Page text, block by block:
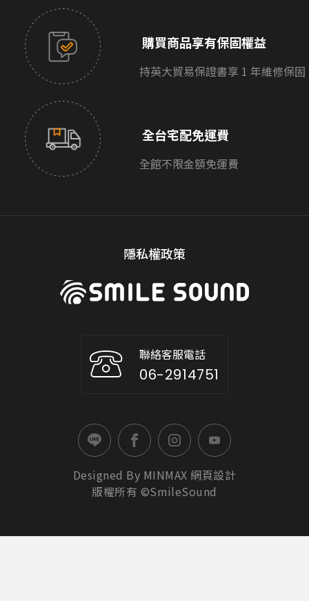
購買商品享有保固權益
持英大貿易保證書享 1 年維修保固
全台宅配免運費
全館不限金額免運費
隱私權政策
聯絡客服電話
06-2914751
Designed By MINMAX 網頁設計
版權所有 ©SmileSound